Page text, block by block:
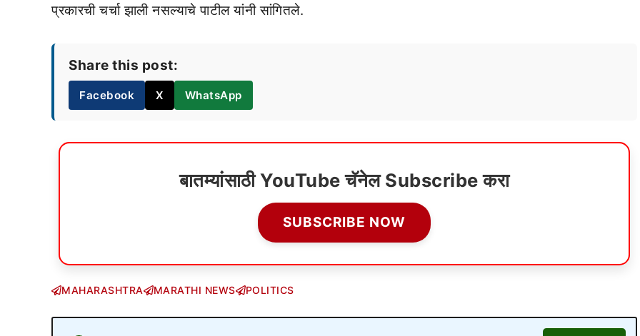
प्रकारची चर्चा झाली नसल्याचे पाटील यांनी सांगितले.
Share this post:
Facebook X WhatsApp
बातम्यांसाठी YouTube चॅनेल Subscribe करा
SUBSCRIBE NOW
MAHARASHTRA MARATHI NEWS POLITICS